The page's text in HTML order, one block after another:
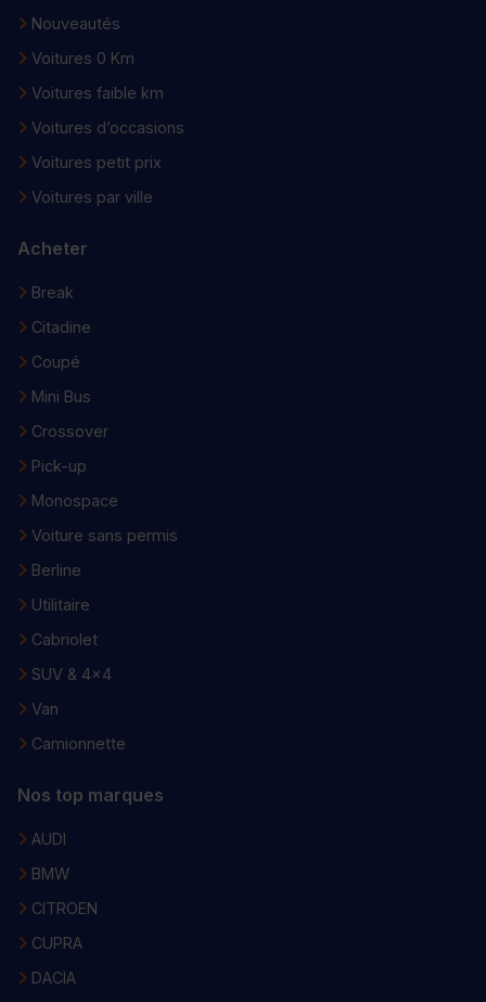
Nouveautés
Voitures 0 Km
Voitures faible km
Voitures d’occasions
Voitures petit prix
Voitures par ville
Acheter
Break
Citadine
Coupé
Mini Bus
Crossover
Pick-up
Monospace
Voiture sans permis
Berline
Utilitaire
Cabriolet
SUV & 4x4
Van
Camionnette
Nos top marques
AUDI
BMW
CITROEN
CUPRA
DACIA